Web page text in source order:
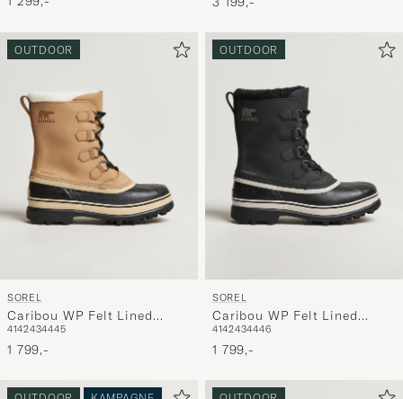
OUTDOOR
SOREL
Caribou WP Felt Lined
Leather Boots Buff
4142434445
1 799,-
OUTDOOR
SOREL
Caribou WP Felt Lined
Leather Boots Black
4142434446
1 799,-